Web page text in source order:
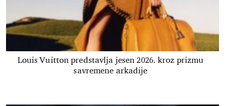
Louis Vuitton predstavlja jesen 2026. kroz prizmu
savremene arkadije